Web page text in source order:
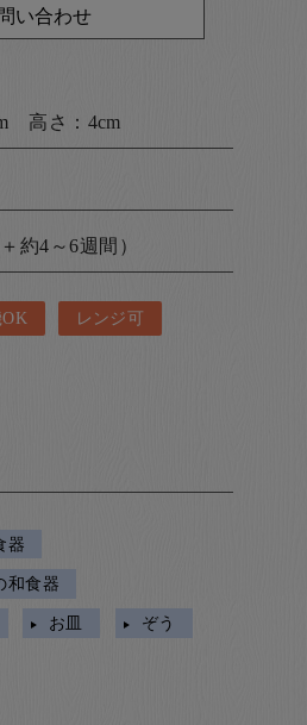
い合わせ
高さ：4cm
約4～6週間）
レンジ可
器
和食器
お皿 ぞう